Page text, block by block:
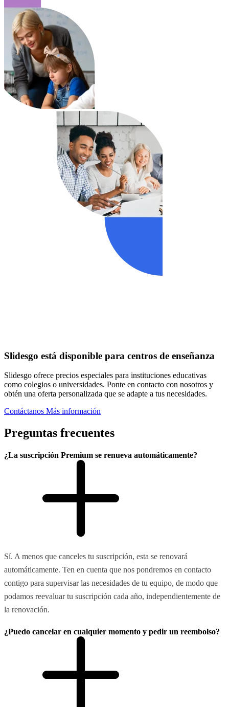
Slidesgo está disponible para centros de enseñanza
Slidesgo ofrece precios especiales para instituciones educativas
como colegios o universidades. Ponte en contacto con nosotros y
obtén una oferta personalizada que se adapte a tus necesidades.
Contáctanos Más información
Preguntas frecuentes
¿La suscripción Premium se renueva automáticamente?
Sí. A menos que canceles tu suscripción, esta se renovará
automáticamente. Ten en cuenta que nos pondremos en contacto
contigo para supervisar las necesidades de tu equipo, de modo que
podamos reevaluar tu suscripción cada año, independientemente de
la renovación.
¿Puedo cancelar en cualquier momento y pedir un reembolso?